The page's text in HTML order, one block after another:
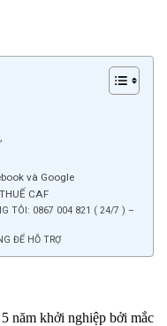
và Google
CAF
TÔI: 0867 004 821 ( 24/7 ) –
ĐỂ HỖ TRỢ
năm khởi nghiệp bởi mắc